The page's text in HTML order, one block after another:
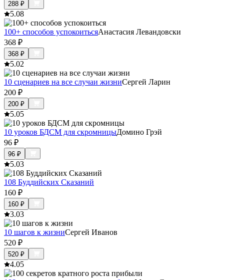
288 ₽
5.08
100+ способов успокоитьсяАнастасия Левандовски
368 ₽
368 ₽
5.02
10 сценариев на все случаи жизниСергей Ларин
200 ₽
200 ₽
5.05
10 уроков БДСМ для скромницыДомино Грэй
96 ₽
96 ₽
5.03
108 Буддийских Сказаний
160 ₽
160 ₽
3.03
10 шагов к жизниСергей Иванов
520 ₽
520 ₽
4.05